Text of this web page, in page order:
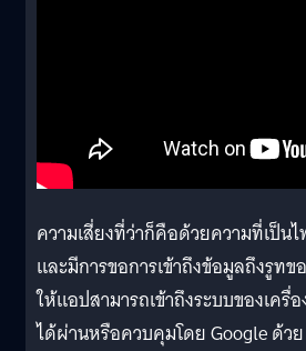
ความเสี่ยงที่ว่าก็คือด้วยความที่เป็น
และมีการขอการเข้าถึงข้อมูลถึงรูท
ให้แอปสามารถเข้าถึงระบบของเค
ได้ผ่านหรือควบคุมโดย Google ด้วย